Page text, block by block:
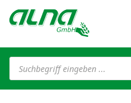
Products
search